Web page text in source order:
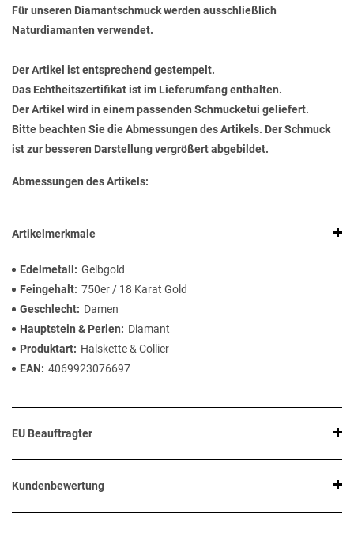
Für unseren Diamantschmuck werden ausschließlich
Naturdiamanten verwendet.
Der Artikel ist entsprechend gestempelt.
Das Echtheitszertifikat ist im Lieferumfang enthalten.
Der Artikel wird in einem passenden Schmucketui geliefert.
Bitte beachten Sie die Abmessungen des Artikels. Der Schmuck
ist zur besseren Darstellung vergrößert abgebildet.
Abmessungen des Artikels:
Artikelmerkmale
Edelmetall
Gelbgold
Feingehalt 750er / 18 Karat Gold
Geschlecht
Damen
Hauptstein & Perlen
Diamant
Produktart
Halskette & Collier
EAN
4069923076697
EU Beauftragter
Kundenbewertung